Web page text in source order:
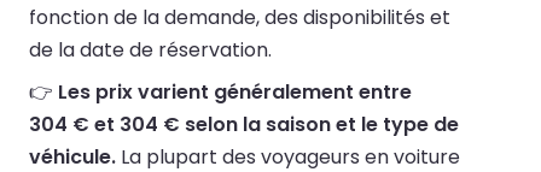
fonction de la demande, des disponibilités et
de la date de réservation.
👉 Les prix varient généralement entre
304 € et 304 € selon la saison et le type de
véhicule. La plupart des voyageurs en voiture